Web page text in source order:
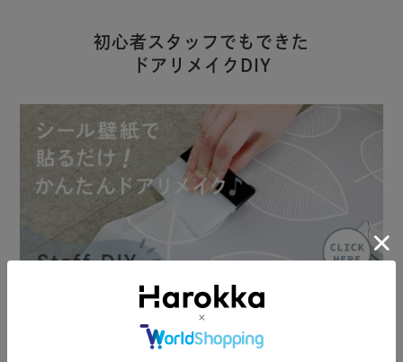
初心者スタッフでもできた
ドアリメイクDIY
Harokkaスタッフがシール壁紙を使ったドアのリメイクに初挑戦。ス
タッフブログにて手順や貼り方のコツを、写真付きで詳しくご紹介し